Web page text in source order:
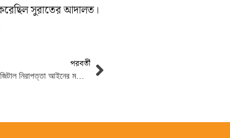
করেছিল সুরাতের আদালত।
পরবর্তী
সাইবার নিরাপত্তা আইন যেন ডিজিটাল নিরাপত্তা আইনের মতো দমনমূলক না হয়: অ্যামনেস্টি